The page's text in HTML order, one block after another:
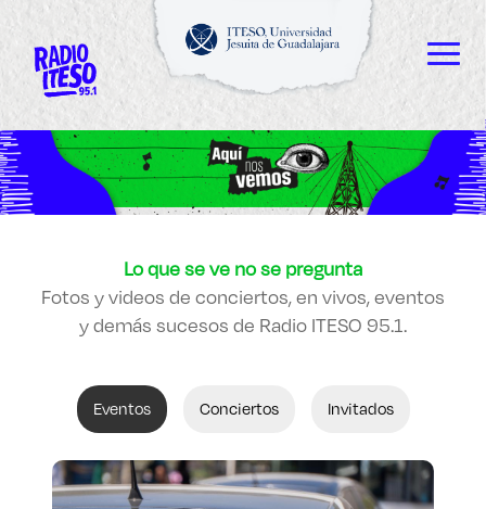
Explora sitios web, programas académicos,
actividades y noticias
Enlaces de interés
Aspirantes
ESCUCHAMOS
VEMOS
LEEMOS
Lo que se ve no se pregunta
Fotos y videos de conciertos, en vivos, eventos
y demás sucesos de Radio ITESO 95.1.
Eventos Conciertos Invitados